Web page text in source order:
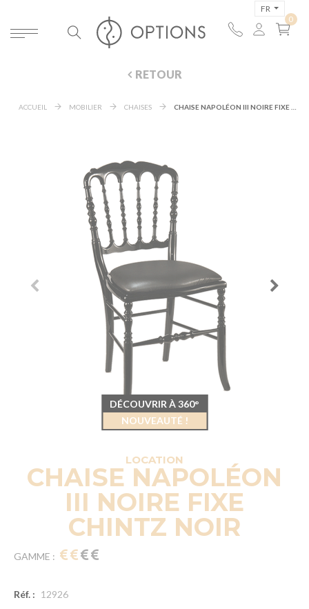
FR
RETOUR
ACCUEIL MOBILIER CHAISES
LOCATION
CHAISE NAPOLÉON
III NOIRE FIXE
CHINTZ NOIR
GAMME :
Réf. : 12926
DÉCOUVRIR À 360°
NOUVEAUTÉ !